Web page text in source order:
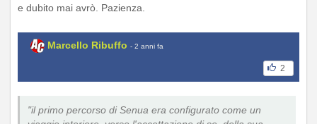
e dubito mai avrò. Pazienza.
Marcello Ribuffo - 2 anni fa
2
"il primo percorso di Senua era configurato come un